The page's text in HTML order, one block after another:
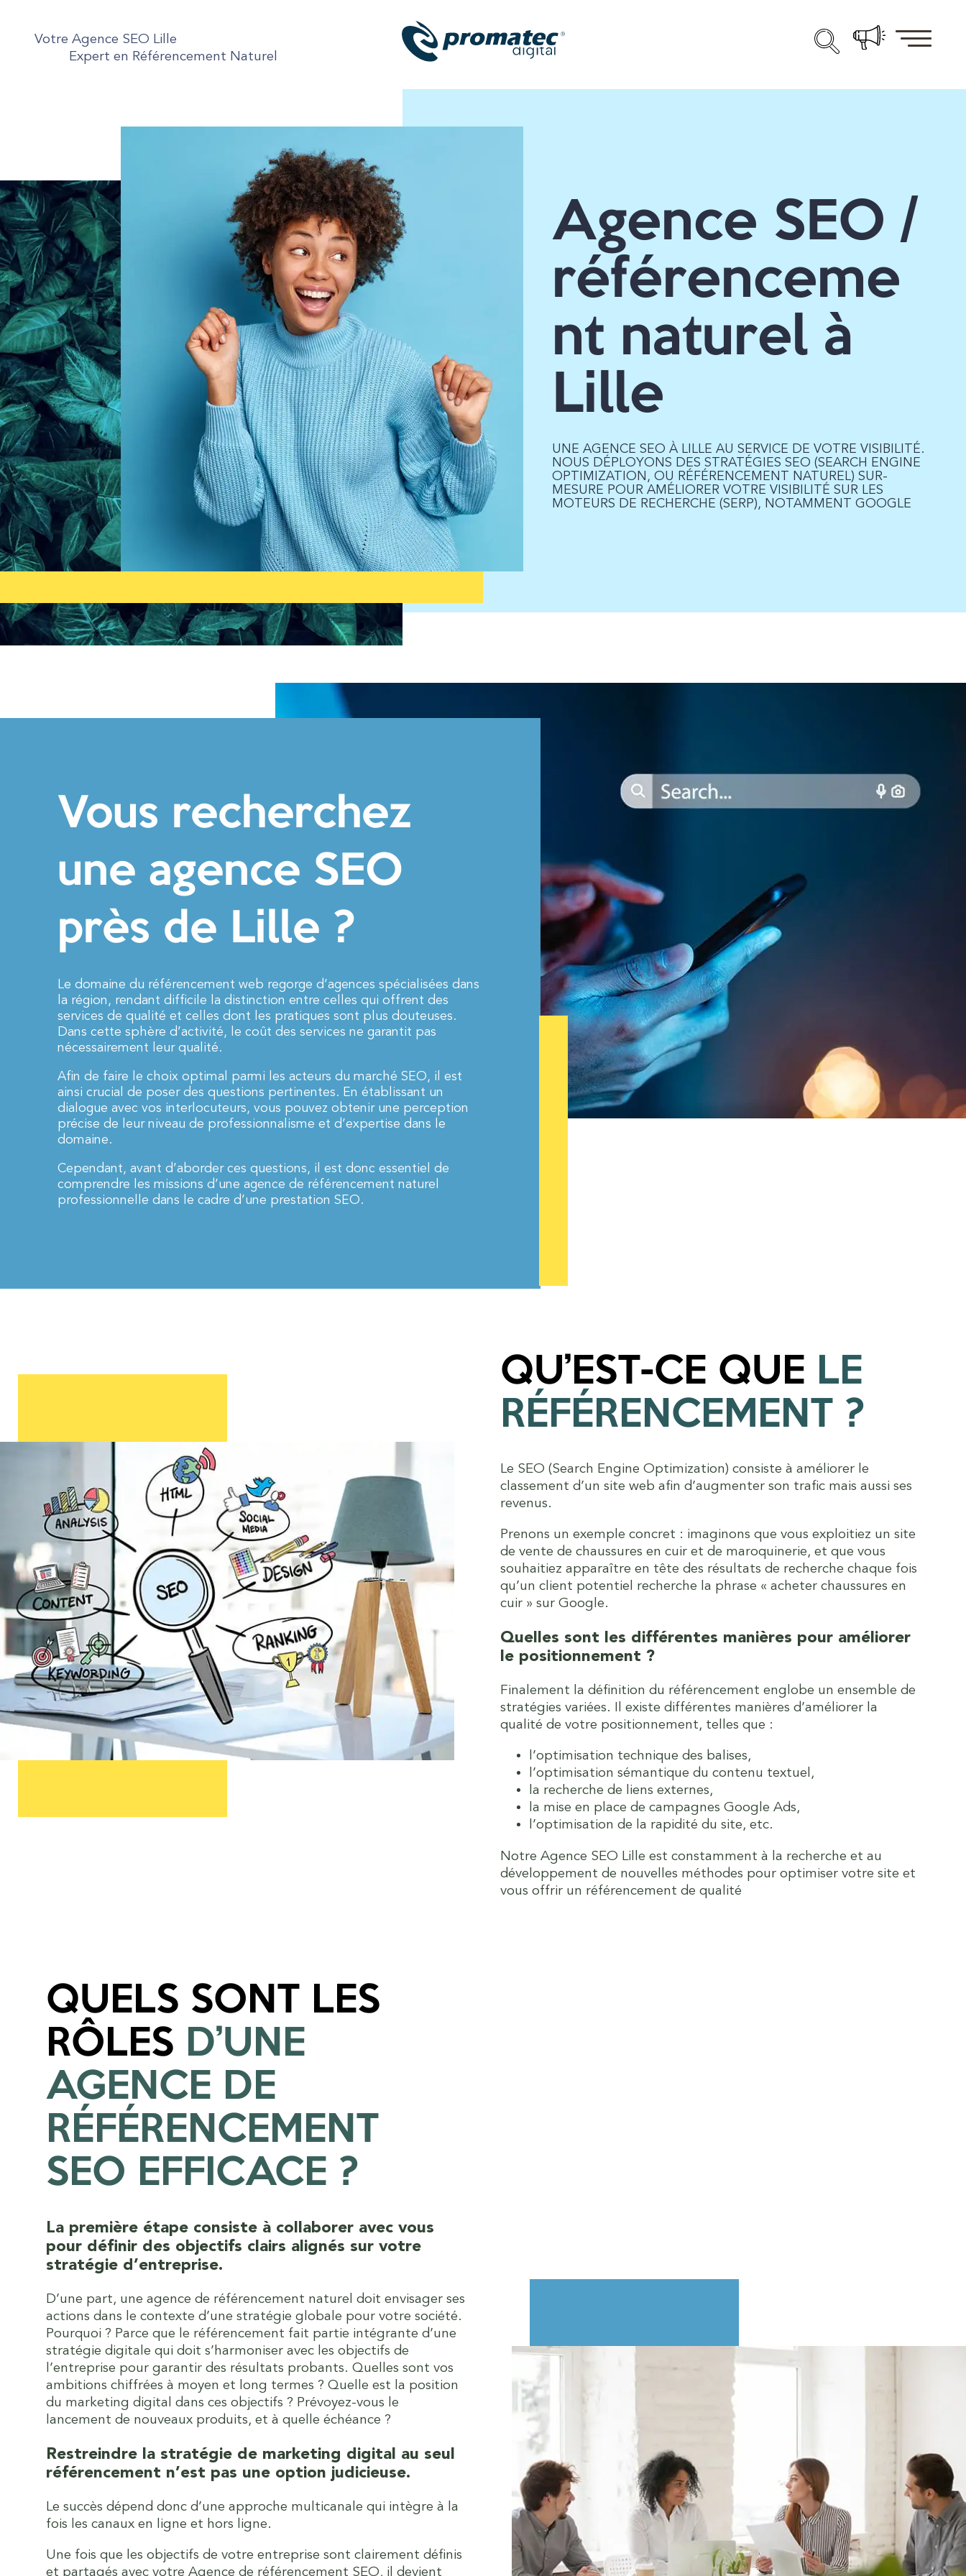
Votre Agence SEO Lille
Expert en Référencement Naturel
Agence SEO /
référenceme
nt naturel à
Lille
UNE AGENCE SEO À LILLE AU SERVICE DE VOTRE VISIBILITÉ.
NOUS DÉPLOYONS DES STRATÉGIES SEO (SEARCH ENGINE
OPTIMIZATION, OU RÉFÉRENCEMENT NATUREL) SUR-
MESURE POUR AMÉLIORER VOTRE VISIBILITÉ SUR LES
MOTEURS DE RECHERCHE (SERP), NOTAMMENT GOOGLE
Vous recherchez
une agence SEO
près de Lille ?
Le domaine du référencement web regorge d’agences spécialisées dans
la région, rendant difficile la distinction entre celles qui offrent des
services de qualité et celles dont les pratiques sont plus douteuses.
Dans cette sphère d’activité, le coût des services ne garantit pas
nécessairement leur qualité.
Afin de faire le choix optimal parmi les acteurs du marché SEO, il est
ainsi crucial de poser des questions pertinentes. En établissant un
dialogue avec vos interlocuteurs, vous pouvez obtenir une perception
précise de leur niveau de professionnalisme et d’expertise dans le
domaine.
Cependant, avant d’aborder ces questions, il est donc essentiel de
comprendre les missions d’une agence de référencement naturel
professionnelle dans le cadre d’une prestation SEO.
QU’EST-CE QUE LE
RÉFÉRENCEMENT ?
Le SEO (Search Engine Optimization) consiste à améliorer le
classement d’un site web afin d’augmenter son trafic mais aussi ses
revenus.
Prenons un exemple concret : imaginons que vous exploitiez un site
de vente de chaussures en cuir et de maroquinerie, et que vous
souhaitiez apparaître en tête des résultats de recherche chaque fois
qu’un client potentiel recherche la phrase « acheter chaussures en
cuir » sur Google.
Quelles sont les différentes manières pour améliorer
le positionnement ?
Finalement la définition du référencement englobe un ensemble de
stratégies variées. Il existe différentes manières d’améliorer la
qualité de votre positionnement, telles que :
l’optimisation technique des balises,
l’optimisation sémantique du contenu textuel,
la recherche de liens externes,
la mise en place de campagnes Google Ads,
l’optimisation de la rapidité du site, etc.
Notre Agence SEO Lille est constamment à la recherche et au
développement de nouvelles méthodes pour optimiser votre site et
vous offrir un référencement de qualité
QUELS SONT LES
RÔLES D’UNE
AGENCE DE
RÉFÉRENCEMENT
SEO EFFICACE ?
La première étape consiste à collaborer avec vous
pour définir des objectifs clairs alignés sur votre
stratégie d’entreprise.
D’une part, une agence de référencement naturel doit envisager ses
actions dans le contexte d’une stratégie globale pour votre société.
Pourquoi ? Parce que le référencement fait partie intégrante d’une
stratégie digitale qui doit s’harmoniser avec les objectifs de
l’entreprise pour garantir des résultats probants. Quelles sont vos
ambitions chiffrées à moyen et long termes ? Quelle est la position
du marketing digital dans ces objectifs ? Prévoyez-vous le
lancement de nouveaux produits, et à quelle échéance ?
Restreindre la stratégie de marketing digital au seul
référencement n’est pas une option judicieuse.
Le succès dépend donc d’une approche multicanale qui intègre à la
fois les canaux en ligne et hors ligne.
Une fois que les objectifs de votre entreprise sont clairement définis
et partagés avec votre Agence de référencement SEO, il devient